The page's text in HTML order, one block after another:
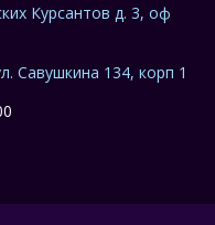
Курсантов д. 3, оф
Савушкина 134, корп 1